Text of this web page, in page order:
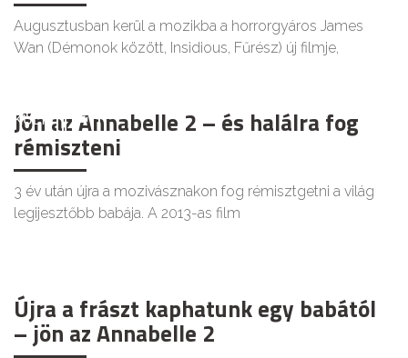
Augusztusban kerül a mozikba a horrorgyáros James
Wan (Démonok között, Insidious, Fűrész) új filmje,
KULT
Jön az Annabelle 2 – és halálra fog
rémiszteni
3 év után újra a mozivásznakon fog rémisztgetni a világ
legijesztőbb babája. A 2013-as film
Újra a frászt kaphatunk egy babától
– jön az Annabelle 2